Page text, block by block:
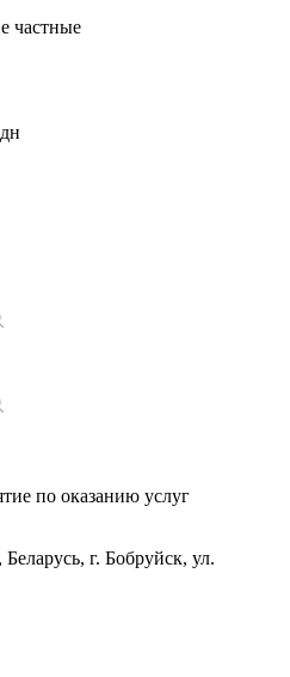
частные
по оказанию услуг
Беларусь, г. Бобруйск, ул.